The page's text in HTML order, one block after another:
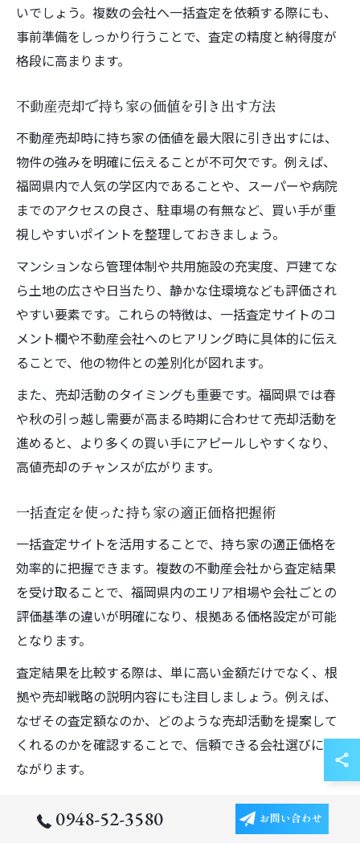
いでしょう。複数の会社へ一括査定を依頼する際にも、
事前準備をしっかり行うことで、査定の精度と納得度が
格段に高まります。
不動産売却で持ち家の価値を引き出す方法
不動産売却時に持ち家の価値を最大限に引き出すには、
物件の強みを明確に伝えることが不可欠です。例えば、
福岡県内で人気の学区内であることや、スーパーや病院
までのアクセスの良さ、駐車場の有無など、買い手が重
視しやすいポイントを整理しておきましょう。
マンションなら管理体制や共用施設の充実度、戸建てな
ら土地の広さや日当たり、静かな住環境なども評価され
やすい要素です。これらの特徴は、一括査定サイトのコ
メント欄や不動産会社へのヒアリング時に具体的に伝え
ることで、他の物件との差別化が図れます。
また、売却活動のタイミングも重要です。福岡県では春
や秋の引っ越し需要が高まる時期に合わせて売却活動を
進めると、より多くの買い手にアピールしやすくなり、
高値売却のチャンスが広がります。
一括査定を使った持ち家の適正価格把握術
一括査定サイトを活用することで、持ち家の適正価格を
効率的に把握できます。複数の不動産会社から査定結果
を受け取ることで、福岡県内のエリア相場や会社ごとの
評価基準の違いが明確になり、根拠ある価格設定が可能
となります。
査定結果を比較する際は、単に高い金額だけでなく、根
拠や売却戦略の説明内容にも注目しましょう。例えば、
なぜその査定額なのか、どのような売却活動を提案して
くれるのかを確認することで、信頼できる会社選びにつ
ながります。
また、戸建てやマンションの売却査定では、一括査定サ
イトごとに登録されている不動産会社の特徴が異なる点
0948-52-3580 お問い合わせ